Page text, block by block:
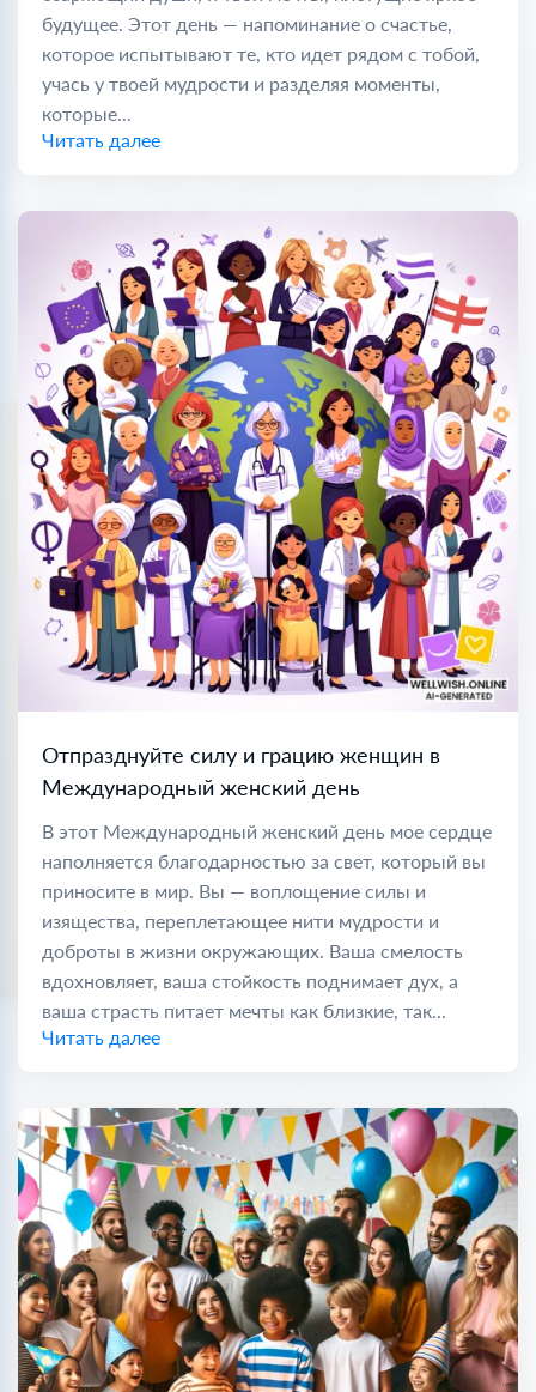
будущее. Этот день — напоминание о счастье,
которое испытывают те, кто идет рядом с тобой,
учась у твоей мудрости и разделяя моменты,
которые...
Читать далее
Отпразднуйте силу и грацию женщин в
Международный женский день
В этот Международный женский день мое сердце
наполняется благодарностью за свет, который вы
приносите в мир. Вы — воплощение силы и
изящества, переплетающее нити мудрости и
доброты в жизни окружающих. Ваша смелость
вдохновляет, ваша стойкость поднимает дух, а
ваша страсть питает мечты как близкие, так...
Читать далее